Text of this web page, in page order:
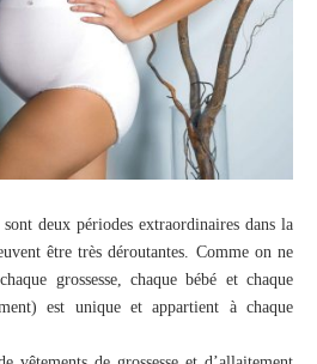
deux périodes extraordinaires dans la
être très déroutantes. Comme on ne
grossesse, chaque bébé et chaque
est unique et appartient à chaque